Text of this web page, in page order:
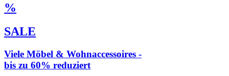
%
SALE
Viele Möbel & Wohnaccessoires -
bis zu 60% reduziert